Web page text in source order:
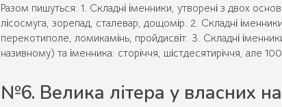
Разом пишуться: 1. Складні іменники, утворені з двох
лісосмуга, зорепад, сталевар, дощомір. 2. Складні
перекотиполе, ломикамінь, пройдисвіт. 3. Складні
називному) та іменника: сторіччя, шістдесятиріччя, але
№6. Велика літера у власних